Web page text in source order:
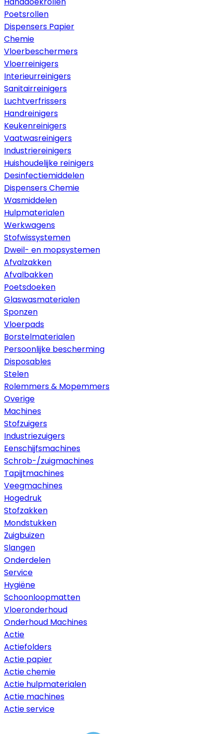
Poetsrollen
Dispensers Papier
Chemie
Vloerbeschermers
Vloerreinigers
Interieurreinigers
Sanitairreinigers
Luchtverfrissers
Handreinigers
Keukenreinigers
Vaatwasreinigers
Industriereinigers
Huishoudelijke reinigers
Desinfectiemiddelen
Dispensers Chemie
Wasmiddelen
Hulpmaterialen
Werkwagens
Stofwissystemen
Dweil- en mopsystemen
Afvalzakken
Afvalbakken
Poetsdoeken
Glaswasmaterialen
Sponzen
Vloerpads
Borstelmaterialen
Persoonlijke bescherming
Disposables
Stelen
Rolemmers & Mopemmers
Overige
Machines
Stofzuigers
Industriezuigers
Eenschijfsmachines
Schrob-/zuigmachines
Tapijtmachines
Veegmachines
Hogedruk
Stofzakken
Mondstukken
Zuigbuizen
Slangen
Onderdelen
Service
Hygiëne
Schoonloopmatten
Vloeronderhoud
Onderhoud Machines
Actie
Actiefolders
Actie papier
Actie chemie
Actie hulpmaterialen
Actie machines
Actie service